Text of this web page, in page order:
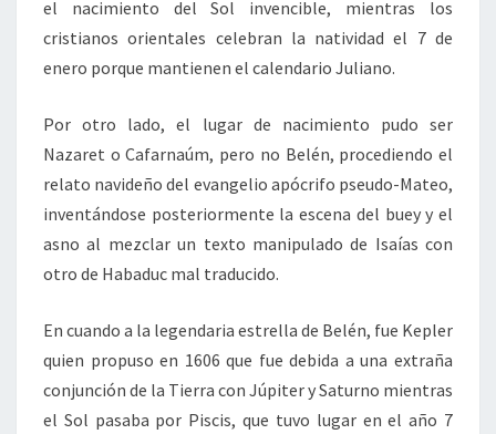
el nacimiento del Sol invencible, mientras los
cristianos orientales celebran la natividad el 7 de
enero porque mantienen el calendario Juliano.
Por otro lado, el lugar de nacimiento pudo ser
Nazaret o Cafarnaúm, pero no Belén, procediendo el
relato navideño del evangelio apócrifo pseudo-Mateo,
inventándose posteriormente la escena del buey y el
asno al mezclar un texto manipulado de Isaías con
otro de Habaduc mal traducido.
En cuando a la legendaria estrella de Belén, fue Kepler
quien propuso en 1606 que fue debida a una extraña
conjunción de la Tierra con Júpiter y Saturno mientras
el Sol pasaba por Piscis, que tuvo lugar en el año 7